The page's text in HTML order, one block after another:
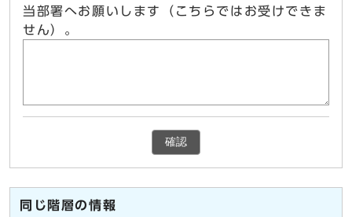
当部署へお願いします（こちらではお受けできま
せん）。
確認
同じ階層の情報